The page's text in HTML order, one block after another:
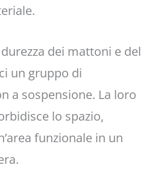
dei mattoni e del
un gruppo di
a sospensione. La loro
lo spazio,
funzionale in un